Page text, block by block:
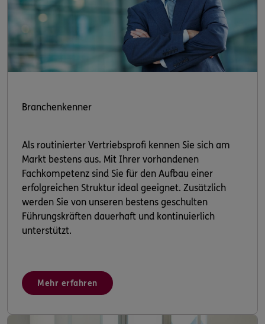
Branchenkenner
Als routinierter Vertriebsprofi kennen Sie sich am
Markt bestens aus. Mit Ihrer vorhandenen
Fachkompetenz sind Sie für den Aufbau einer
erfolgreichen Struktur ideal geeignet. Zusätzlich
werden Sie von unseren bestens geschulten
Führungskräften dauerhaft und kontinuierlich
unterstützt.
Mehr erfahren